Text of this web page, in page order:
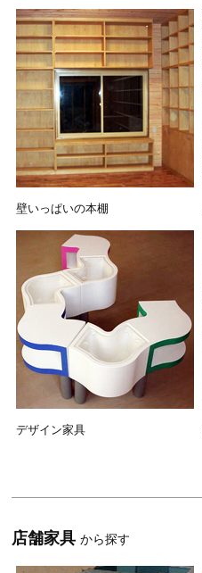
壁いっぱいの本棚
デザイン家具
店舗家具 から探す